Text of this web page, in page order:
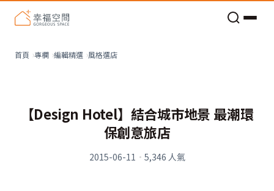
首頁 專欄 編輯精選 風格選店
【Design Hotel】結合城市地景 最潮環
保創意旅店
2015-06-11 · 5,346 人氣